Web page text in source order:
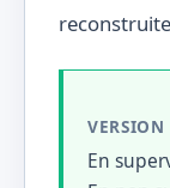
En